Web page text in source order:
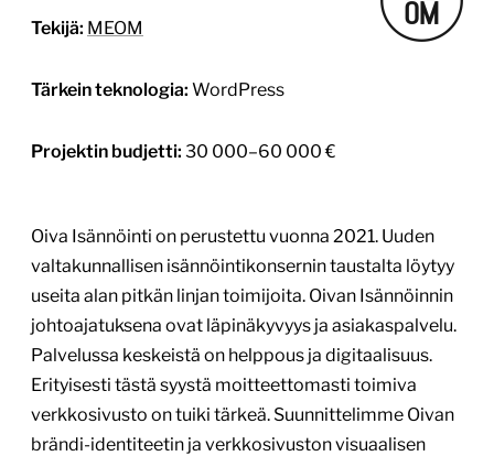
Tekijä: MEOM
Tärkein teknologia: WordPress
Projektin budjetti: 30 000–60 000 €
Oiva Isännöinti on perustettu vuonna 2021. Uuden
valtakunnallisen isännöintikonsernin taustalta löytyy
useita alan pitkän linjan toimijoita. Oivan Isännöinnin
johtoajatuksena ovat läpinäkyvyys ja asiakaspalvelu.
Palvelussa keskeistä on helppous ja digitaalisuus.
Erityisesti tästä syystä moitteettomasti toimiva
verkkosivusto on tuiki tärkeä. Suunnittelimme Oivan
brändi-identiteetin ja verkkosivuston visuaalisen